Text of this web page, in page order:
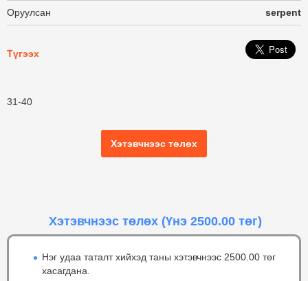
Оруулсан serpent
Түгээх
31-40
Хэтэвчнээс төлөх
Хэтэвчнээс төлөх (Үнэ 2500.00 төг)
Нэг удаа таталт хийхэд таны хэтэвчнээс 2500.00 төг
хасагдана.